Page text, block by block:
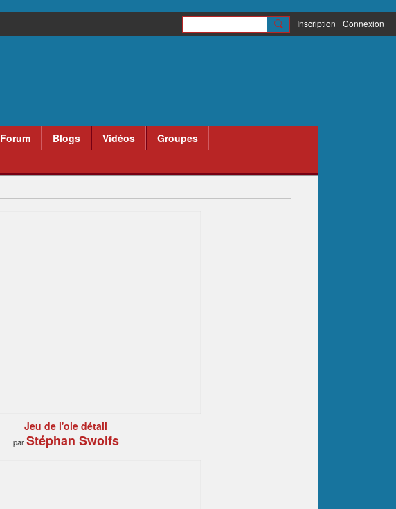
Inscription Connexion
Forum Blogs Vidéos
Groupes
Jeu de l'oie détail
parStéphan Swolfs